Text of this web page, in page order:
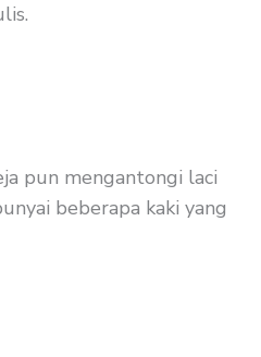
pun mengantongi laci
beberapa kaki yang